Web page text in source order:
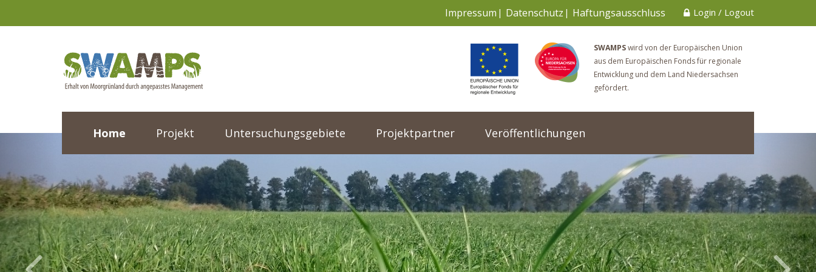
Login / Logout
Impressum Datenschutz Haftungsausschluss
SWAMPSwird von der Europäischen Union
aus dem Europäischen Fonds für regionale
Entwicklung und dem Land Niedersachsen
gefördert.
Home Projekt Untersuchungsgebiete Projektpartner Veröffentlichungen